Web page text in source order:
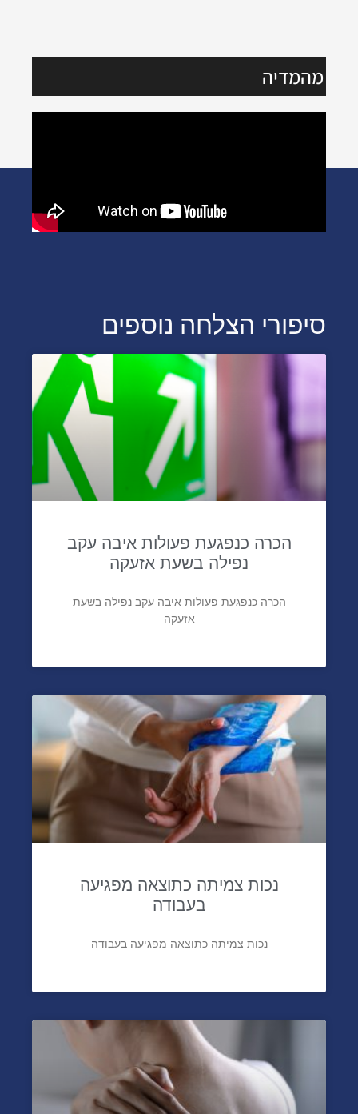
מהמדיה
סיפורי הצלחה נוספים
הכרה כנפגעת פעולות איבה עקב
נפילה בשעת אזעקה
הכרה כנפגעת פעולות איבה עקב נפילה בשעת
אזעקה
נכות צמיתה כתוצאה מפגיעה
בעבודה
נכות צמיתה כתוצאה מפגיעה בעבודה